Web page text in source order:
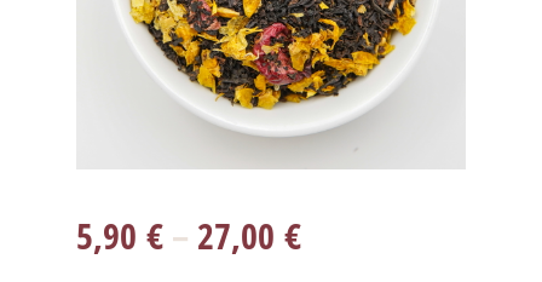
5,90 €– 27,00 €